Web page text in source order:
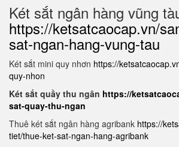
Két sắt ngân hàng vũng
https://ketsatcaocap.vn/
sat-ngan-hang-vung-tau
Két sắt mini quy nhơn https://
quy-nhon
Két sắt quầy thu ngân https://
sat-quay-thu-ngan
Thuê két sắt ngân hàng agribank https://
tiet/thue-ket-sat-ngan-hang-agribank